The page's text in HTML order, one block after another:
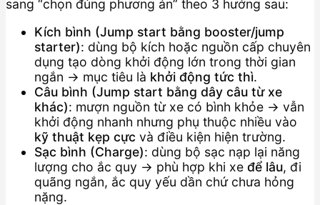
sang “chọn đúng phương án” theo 3 hướng sau:
Kích bình (Jump start bằng booster/jump
starter): dùng bộ kích hoặc nguồn cấp chuyên
dụng tạo dòng khởi động lớn trong thời gian
ngắn → mục tiêu là khởi động tức thì.
Câu bình (Jump start bằng dây câu từ xe
khác): mượn nguồn từ xe có bình khỏe → vẫn
khởi động nhanh nhưng phụ thuộc nhiều vào
kỹ thuật kẹp cực và điều kiện hiện trường.
Sạc bình (Charge): dùng bộ sạc nạp lại năng
lượng cho ắc quy → phù hợp khi xe để lâu, đi
quãng ngắn, ắc quy yếu dần chứ chưa hỏng
nặng.